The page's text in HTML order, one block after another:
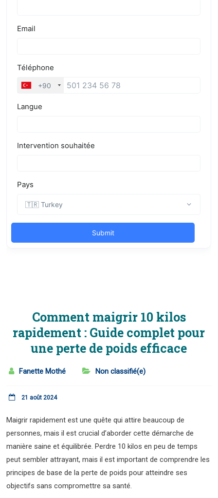
Comment maigrir 10 kilos
rapidement : Guide complet pour
une perte de poids efficace
Fanette Mothé Non classifié(e)
21 août 2024
Maigrir rapidement est une quête qui attire beaucoup de
personnes, mais il est crucial d’aborder cette démarche de
manière saine et équilibrée. Perdre 10 kilos en peu de temps
peut sembler attrayant, mais il est important de comprendre les
principes de base de la perte de poids pour atteindre ses
objectifs sans compromettre sa santé.